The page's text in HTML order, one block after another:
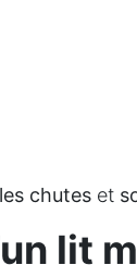
chutes et
lit